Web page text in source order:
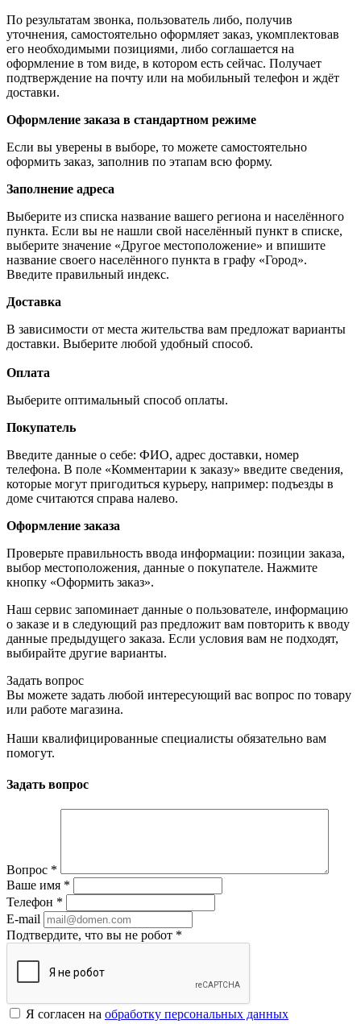
По результатам звонка, пользователь либо, получив
уточнения, самостоятельно оформляет заказ, укомплектовав
его необходимыми позициями, либо соглашается на
оформление в том виде, в котором есть сейчас. Получает
подтверждение на почту или на мобильный телефон и ждёт
доставки.
Оформление заказа в стандартном режиме
Если вы уверены в выборе, то можете самостоятельно
оформить заказ, заполнив по этапам всю форму.
Заполнение адреса
Выберите из списка название вашего региона и населённого
пункта. Если вы не нашли свой населённый пункт в списке,
выберите значение «Другое местоположение» и впишите
название своего населённого пункта в графу «Город».
Введите правильный индекс.
Доставка
В зависимости от места жительства вам предложат варианты
доставки. Выберите любой удобный способ.
Оплата
Выберите оптимальный способ оплаты.
Покупатель
Введите данные о себе: ФИО, адрес доставки, номер
телефона. В поле «Комментарии к заказу» введите сведения,
которые могут пригодиться курьеру, например: подъезды в
доме считаются справа налево.
Оформление заказа
Проверьте правильность ввода информации: позиции заказа,
выбор местоположения, данные о покупателе. Нажмите
кнопку «Оформить заказ».
Наш сервис запоминает данные о пользователе, информацию
о заказе и в следующий раз предложит вам повторить к вводу
данные предыдущего заказа. Если условия вам не подходят,
выбирайте другие варианты.
Задать вопрос
Вы можете задать любой интересующий вас вопрос по товару
или работе магазина.
Наши квалифицированные специалисты обязательно вам
помогут.
Задать вопрос
Вопрос *
Ваше имя *
Телефон *
E-mail
Подтвердите, что вы не робот *
Я согласен на обработку персональных данных